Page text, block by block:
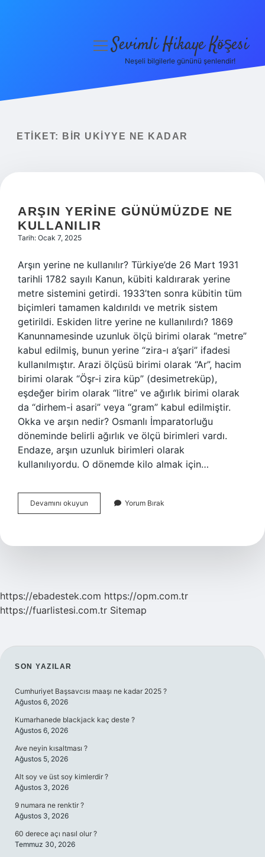
Yasal Uyarı
menüyüSevimli Hikaye Köşesi
Neşeli bilgilerle gününü şenlendir!
ETIKET: BIR UKIYYE NE KADAR
ARŞIN YERINE GÜNÜMÜZDE NE
KULLANILIR
Tarih: Ocak 7, 2025
Arşın yerine ne kullanılır? Türkiye’de 26 Mart 1931
tarihli 1782 sayılı Kanun, kübiti kaldırarak yerine
metre sistemini getirdi. 1933’ten sonra kübitin tüm
biçimleri tamamen kaldırıldı ve metrik sistem
getirildi. Eskiden litre yerine ne kullanılırdı? 1869
Kanunnamesinde uzunluk ölçü birimi olarak “metre”
kabul edilmiş, bunun yerine “zira-ı a’şari” ifadesi
kullanılmıştır. Arazi ölçüsü birimi olarak “Ar”, hacim
birimi olarak “Öşr-i zira küp” (desimetreküp),
eşdeğer birim olarak “litre” ve ağırlık birimi olarak
da “dirhem-i asari” veya “gram” kabul edilmiştir.
Okka ve arşın nedir? Osmanlı İmparatorluğu
döneminde belirli ağırlık ve ölçü birimleri vardı.
Endaze, arşın uzunluk birimleri olarak
kullanılıyordu. O dönemde kilo almak için…
Devamını okuyun
Yerine
Kullanılır
Yorum Bırak
https://ebadestek.com https://opm.com.tr
https://fuarlistesi.com.tr Sitemap
SIDEBAR
SON YAZILAR
Cumhuriyet Başsavcısı maaşı ne kadar 2025 ?
Ağustos 6, 2026
Kumarhanede blackjack kaç deste ?
Ağustos 6, 2026
Ave neyin kısaltması ?
Ağustos 5, 2026
Alt soy ve üst soy kimlerdir ?
Ağustos 3, 2026
9 numara ne renktir ?
Ağustos 3, 2026
60 derece açı nasıl olur ?
Temmuz 30, 2026